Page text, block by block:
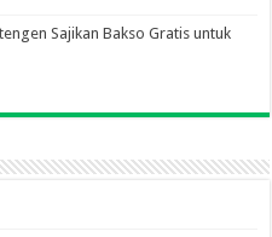
Sajikan Bakso Gratis untuk